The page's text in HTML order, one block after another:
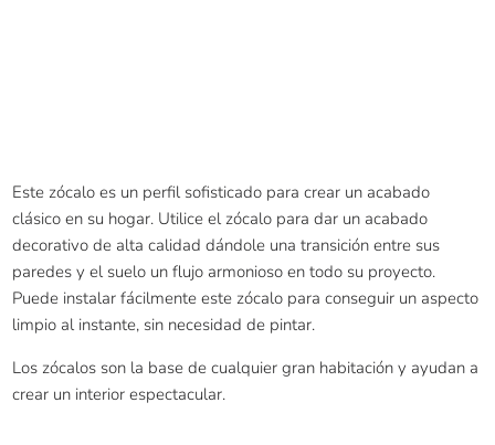
Este zócalo es un perfil sofisticado para crear un acabado
clásico en su hogar. Utilice el zócalo para dar un acabado
decorativo de alta calidaddándole una transición entre sus
paredes y el suelo un flujo armonioso en todo su proyecto.
Puede instalar fácilmente este zócalo para conseguir un aspecto
limpio al instante, sin necesidad de pintar.
Los zócalos son la base de cualquier gran habitación y ayudan a
crear un interior espectacular.